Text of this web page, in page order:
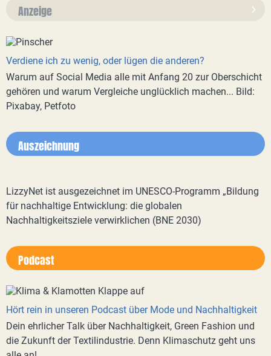
Anzeige
Verdiene ich zu wenig, oder lügen die anderen?
Warum auf Social Media alle mit Anfang 20 zur Oberschicht
gehören und warum Vergleiche unglücklich machen... Bild:
Pixabay, Petfoto
Auszeichnung
LizzyNet ist ausgezeichnet im UNESCO-Programm „Bildung
für nachhaltige Entwicklung: die globalen
Nachhaltigkeitsziele verwirklichen (BNE 2030)
Podcast
Hört rein in unseren Podcast über Mode und Nachhaltigkeit
Dein ehrlicher Talk über Nachhaltigkeit, Green Fashion und
die Zukunft der Textilindustrie. Denn Klimaschutz geht uns